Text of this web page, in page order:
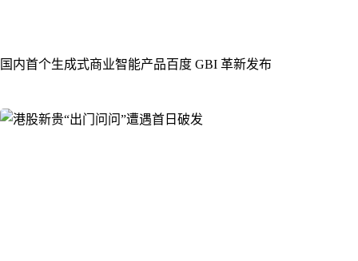
国内首个生成式商业智能产品百度 GBI 革新发布